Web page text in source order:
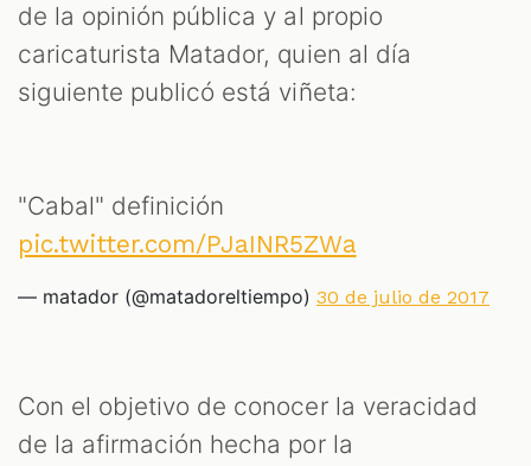
de la opinión pública y al propio
caricaturista Matador, quien al día
siguiente publicó está viñeta:
"Cabal" definición
pic.twitter.com/PJaINR5ZWa
— matador (@matadoreltiempo) 30 de julio de 2017
Con el objetivo de conocer la veracidad
de la afirmación hecha por la